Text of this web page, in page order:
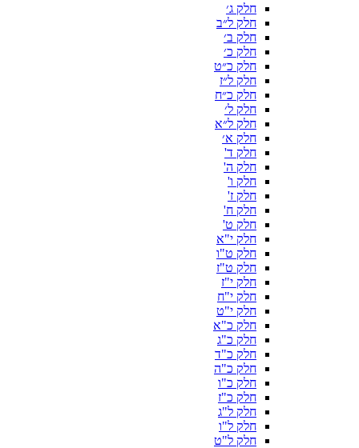
חלק ג׳
חלק ל״ב
חלק ב׳
חלק כ׳
חלק כ״ט
חלק ל״ז
חלק כ״ח
חלק ל׳
חלק ל״א
חלק א׳
חלק ד'
חלק ה'
חלק ו'
חלק ז'
חלק ח'
חלק ט'
חלק י"א
חלק ט"ו
חלק ט"ז
חלק י"ז
חלק י"ח
חלק י"ט
חלק כ"א
חלק כ"ג
חלק כ"ד
חלק כ"ה
חלק כ"ו
חלק כ"ז
חלק ל"ג
חלק ל"ו
חלק ל"ט